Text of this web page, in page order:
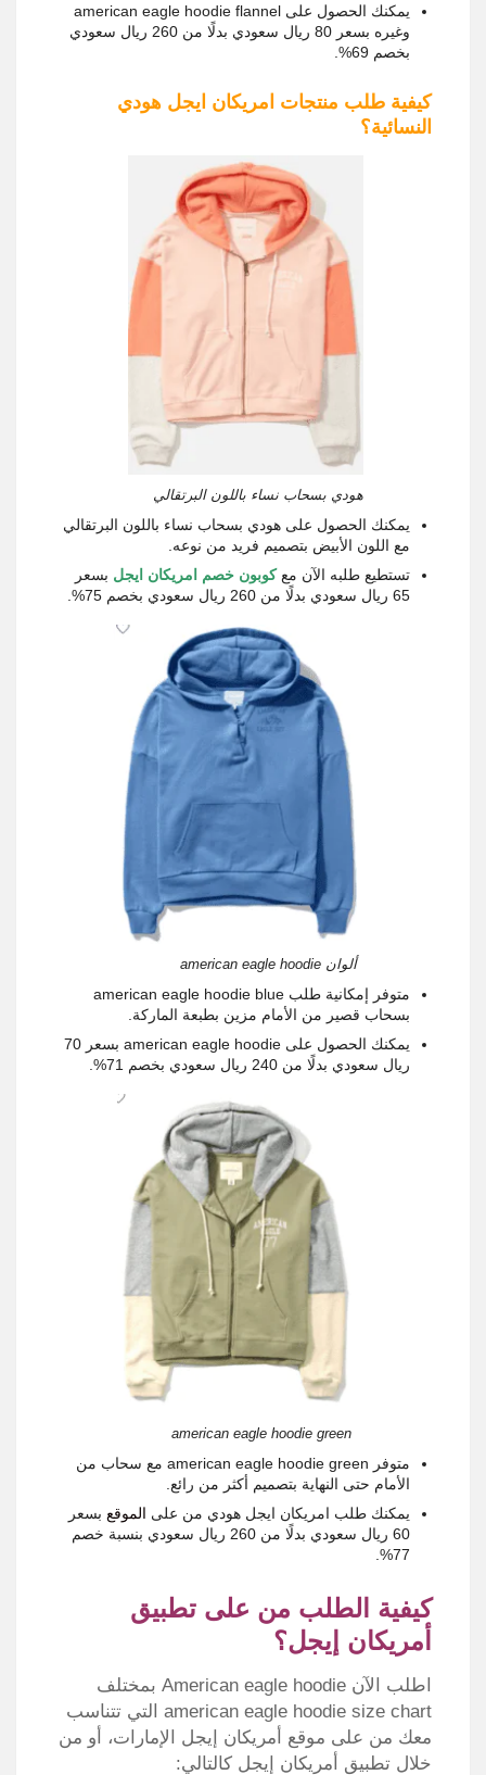
يمكنك الحصول على american eagle hoodie flannel
وغيره بسعر 80 ريال سعودي بدلًا من 260 ريال سعودي
بخصم 69%.
كيفية طلب منتجات امريكان ايجل هودي
النسائية؟
هودي بسحاب نساء باللون البرتقالي
يمكنك الحصول على هودي بسحاب نساء باللون البرتقالي
مع اللون الأبيض بتصميم فريد من نوعه.
تستطيع طلبه الآن معكوبون خصم امريكان ايجل بسعر
65 ريال سعودي بدلًا من 260 ريال سعودي بخصم 75%.
ألوان american eagle hoodie
متوفر إمكانية طلب american eagle hoodie blue
بسحاب قصير من الأمام مزين بطبعة الماركة.
يمكنك الحصول على american eagle hoodie بسعر 70
ريال سعودي بدلًا من 240 ريال سعودي بخصم 71%.
american eagle hoodie green
متوفر american eagle hoodie green مع سحاب من
الأمام حتى النهاية بتصميم أكثر من رائع.
يمكنك طلب امريكان ايجل هودي من على الموقع بسعر
60 ريال سعودي بدلًا من 260 ريال سعودي بنسبة خصم
77%.
كيفية الطلب من على تطبيق
أمريكان إيجل؟
اطلب الآن American eagle hoodie بمختلف
american eagle hoodie size chart التي تتناسب
معك من على موقع أمريكان إيجل الإمارات، أو من
خلال تطبيق أمريكان إيجل كالتالي: